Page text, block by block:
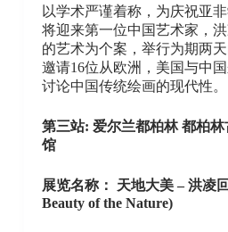
以学术严谨着称，为庆祝亚非
将迎来第一位中国艺术家，
的艺术为个案，举行为期两
邀请16位从欧洲，美国与中
讨论中国传统绘画的现代性。
第三站: 爱尔兰都柏林 都柏
馆
展览名称： 天地大美 – 洪凌
Beauty of the Nature)